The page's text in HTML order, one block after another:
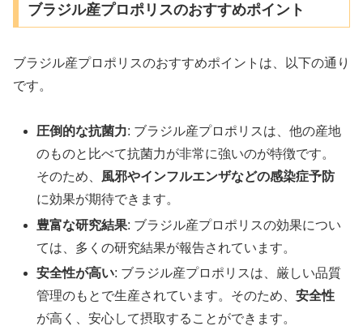
ブラジル産プロポリスのおすすめポイント
ブラジル産プロポリスのおすすめポイントは、以下の通り
です。
圧倒的な抗菌力: ブラジル産プロポリスは、他の産地
のものと比べて抗菌力が非常に強いのが特徴です。
そのため、 風邪やインフルエンザなどの感染症予防
に効果が期待できます。
豊富な研究結果: ブラジル産プロポリスの効果につい
ては、多くの研究結果が報告されています。
安全性が高い: ブラジル産プロポリスは、厳しい品質
管理のもとで生産されています。そのため、安全性
が高く、安心して摂取することができます。